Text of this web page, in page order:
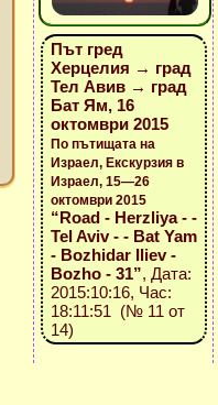
Път гред
Херцелия → град
Тел Авив → град
Бат Ям, 16
октомври 2015
По пътищата на
Израел, Екскурзия в
Израел, 15—26
октомври 2015
“Road - Herzliya - -
Tel Aviv - - Bat Yam
- Bozhidar Iliev -
Bozho - 31”, Дата:
2015:10:16, Час:
18:11:51 (№ 11 от
14)